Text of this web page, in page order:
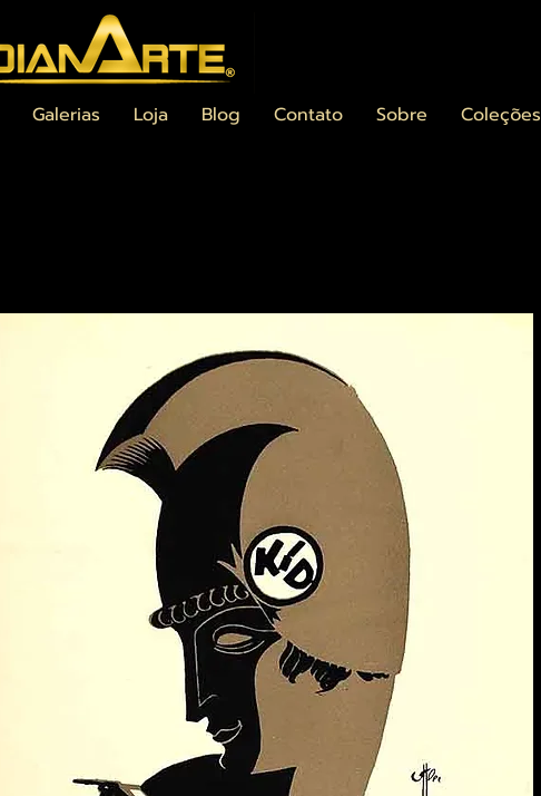
Galerias Loja Blog Contato Sobre Coleções